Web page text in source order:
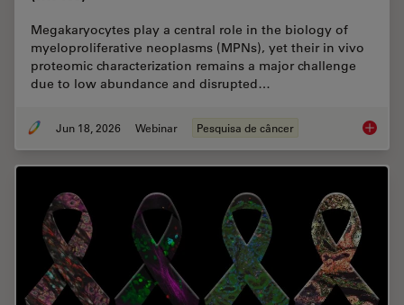
Megakaryocytes play a central role in the biology of
myeloproliferative neoplasms (MPNs), yet their in vivo
proteomic characterization remains a major challenge
due to low abundance and disrupted…
Jun 18, 2026 Webinar Pesquisa de câncer Spatial